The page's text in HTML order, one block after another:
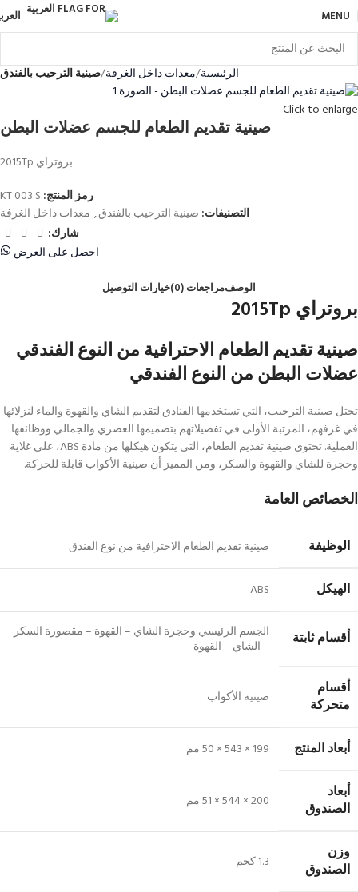
MENU
الرئيسية معدات داخل الغرفة صينية الترحيب بالفندق
Click to enlarge
صينية تقديم الطعام للجسم عضلات البطن
بروتراي 2015Tp
رمز المنتج: KT 003 S
التصنيفات: صينية الترحيب بالفندق, معدات داخل الغرفة
شارك:
احصل على العرض
الوصفمراجعات (0) خيارات التوصيل
بروتراي 2015Tp
صينية تقديم الطعام الاحترافية من النوع الفندقي
عضلات البطن من النوع الفندقي
تحتل صينية الترحيب، التي تستخدمها الفنادق لتقديم الشاي والقهوة والماء لنزلائها
في غرفهم، المرتبة الأولى في تفضيلاتهم بتصميمها العصري والجمالي ووظائفها
العملية. تحتوي صينية تقديم الطعام، التي يتكون هيكلها من مادة ABS، على غلاية
وحجرة للشاي والقهوة والسكر، ومن المميز أن صينية الأكواب قابلة للحركة.
الخصائص العامة
الوظيفة صينية تقديم الطعام الاحترافية من نوع الفندق
الهيكل ABS
أقسام ثابتة
الجسم الرئيسي وحجرة الشاي – القهوة – مقصورة السكر
– الشاي – القهوة
أقسام
متحركة
صينية الأكواب
أبعاد المنتج 199 × 543 × 50 مم
أبعاد
الصندوق
200 × 544 × 51 مم
وزن
الصندوق
1.3 كجم